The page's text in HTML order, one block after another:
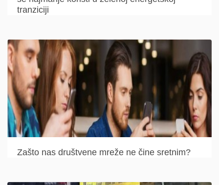
tranziciji
Zašto nas društvene mreže ne čine sretnim?